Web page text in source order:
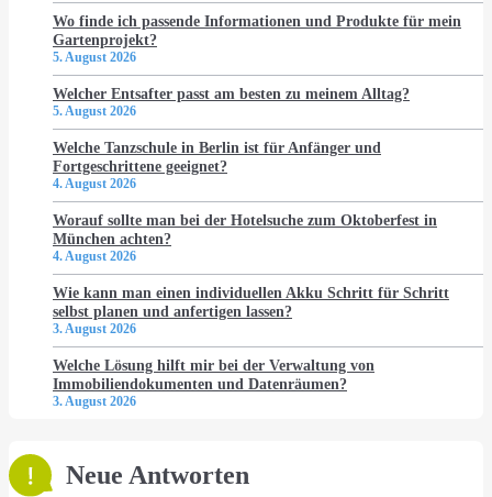
Wo finde ich passende Informationen und Produkte für mein
Gartenprojekt?
5. August 2026
Welcher Entsafter passt am besten zu meinem Alltag?
5. August 2026
Welche Tanzschule in Berlin ist für Anfänger und
Fortgeschrittene geeignet?
4. August 2026
Worauf sollte man bei der Hotelsuche zum Oktoberfest in
München achten?
4. August 2026
Wie kann man einen individuellen Akku Schritt für Schritt
selbst planen und anfertigen lassen?
3. August 2026
Welche Lösung hilft mir bei der Verwaltung von
Immobiliendokumenten und Datenräumen?
3. August 2026
Neue Antworten